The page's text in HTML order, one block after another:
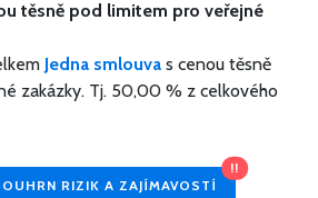
těsně pod limitem pro veřejné
Jedna smlouva s cenou těsně
zakázky. Tj. 50,00 % z celkového
RIZIK A ZAJÍMAVOSTÍ
!!